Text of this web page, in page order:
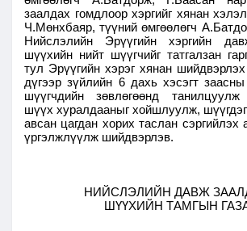
заалдах гомдлоор хэргийг хянан
Ч.Мөнхбаяр, түүний өмгөөлөгч
Нийслэлийн Эрүүгийн хэргийн
шүүхийн нийт шүүгчийг татгалзан
тул Эрүүгийн хэрэг хянан
дүгээр зүйлийн 6 дахь хэсэгт
шүүгчдийн зөвлөгөөнд танилцуулж
шүүх хуралдааныг хойшлуулж,
авсан цагдан хорих таслан сэргийлэх
үргэлжлүүлж шийдвэрлэв.
НИЙСЛЭЛИЙН ДАВЖ
ШҮҮХИЙН ТАМГЫН